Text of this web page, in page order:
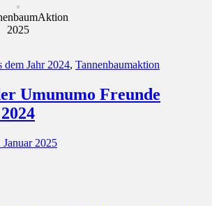
2025
dem Jahr 2024, Tannenbaumaktion
Umunumo Freunde
Januar 2025